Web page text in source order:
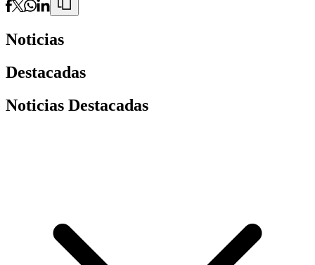
Noticias
Destacadas
Noticias Destacadas